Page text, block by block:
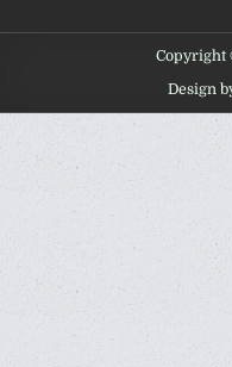
Copyright
Design